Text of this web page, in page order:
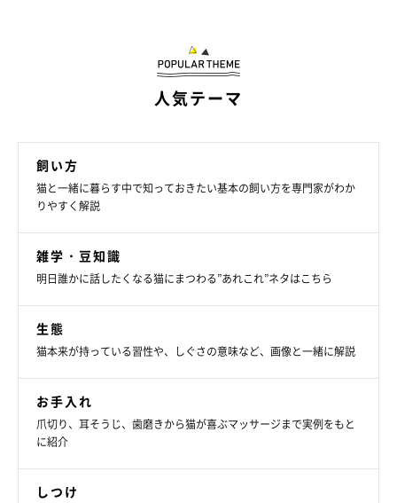
人気テーマ
飼い方
猫と一緒に暮らす中で知っておきたい基本の飼い方を専門家がわか
りやすく解説
雑学・豆知識
明日誰かに話したくなる猫にまつわる”あれこれ”ネタはこちら
生態
猫本来が持っている習性や、しぐさの意味など、画像と一緒に解説
お手入れ
爪切り、耳そうじ、歯磨きから猫が喜ぶマッサージまで実例をもと
に紹介
しつけ